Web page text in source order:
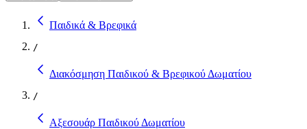
Παιδικά & Βρεφικά
/
Διακόσμηση Παιδικού & Βρεφικού Δωματίου
/
Αξεσουάρ Παιδικού Δωματίου